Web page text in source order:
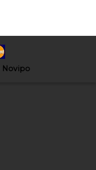
Novipo